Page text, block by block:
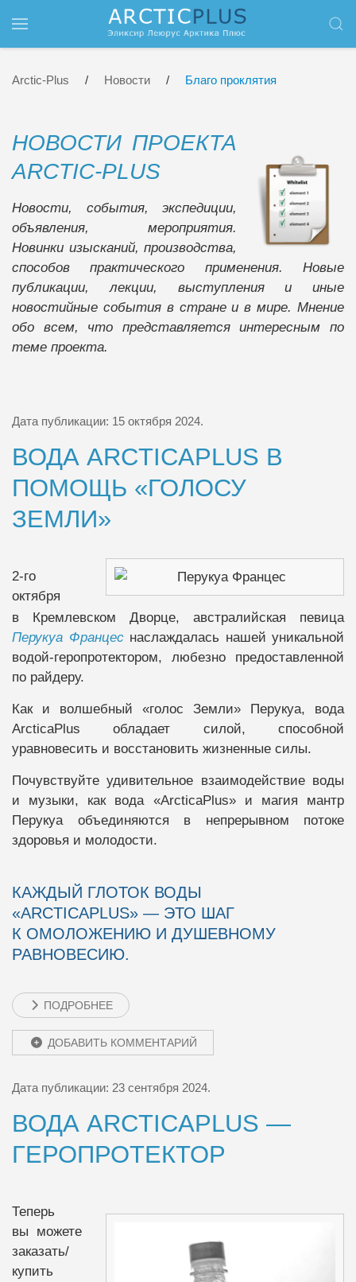
Перейти к содержимому
Arctic-Plus Новости Благо проклятия
НОВОСТИ ПРОЕКТА
ARCTIC-PLUS
Новости, события, экспедиции,
объявления, мероприятия.
Новинки изысканий, производства,
способов практического применения. Новые
публикации, лекции, выступления и иные
новостийные события в стране и в мире. Мнение
обо всем, что представляется интересным по
теме проекта.
Дата публикации: 15 октября 2024.
ВОДА ARCTICAPLUS В
ПОМОЩЬ «ГОЛОСУ
ЗЕМЛИ»
2-го
октября
в Кремлевском Дворце, австралийская певица
Перукуа Францеснаслаждалась нашей уникальной
водой-геропротектором, любезно предоставленной
по райдеру.
Как и волшебный «голос Земли» Перукуа, вода
ArcticaPlus обладает силой, способной
уравновесить и восстановить жизненные силы.
Почувствуйте удивительное взаимодействие воды
и музыки, как вода «ArcticaPlus» и магия мантр
Перукуа объединяются в непрерывном потоке
здоровья и молодости.
КАЖДЫЙ ГЛОТОК ВОДЫ
«ARCTICAPLUS» — ЭТО ШАГ
К ОМОЛОЖЕНИЮ И ДУШЕВНОМУ
РАВНОВЕСИЮ.
ПОДРОБНЕЕ
ДОБАВИТЬ КОММЕНТАРИЙ
Дата публикации: 23 сентября 2024.
ВОДА ARCTICAPLUS —
ГЕРОПРОТЕКТОР
Теперь
вы можете
заказать/
купить